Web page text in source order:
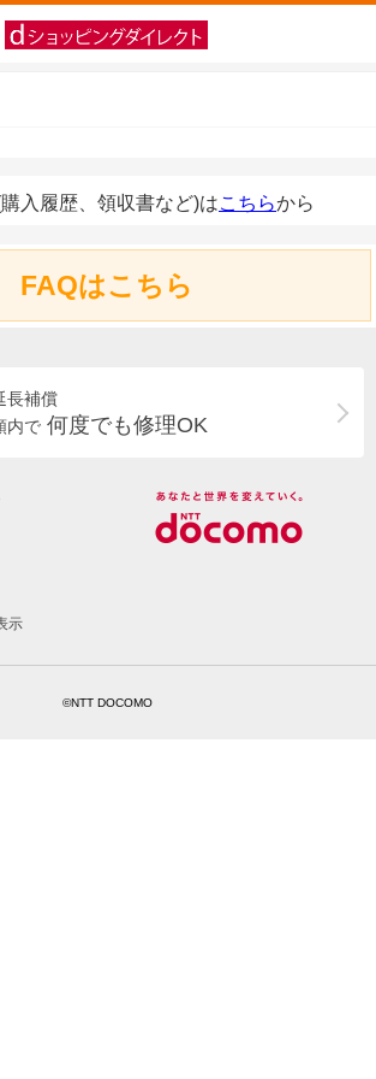
入履歴、領収書など)はこちらから
FAQはこちら
長補償
内で 何度でも修理OK
示
©NTT DOCOMO